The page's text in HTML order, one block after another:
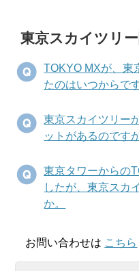
東京スカイツリ
TOKYO MXが、東
たのはいつからで
東京スカイツリー
ットがあるのですか
東京タワーからの
したが、東京スカ
か。
お問い合わせは こちら